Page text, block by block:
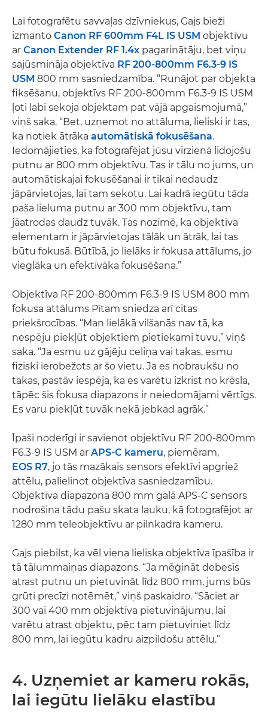
Lai fotografētu savvaļas dzīvniekus, Gajs bieži
izmanto Canon RF 600mm F4L IS USM objektīvu
ar Canon Extender RF 1.4x pagarinātāju, bet viņu
sajūsmināja objektīva RF 200-800mm F6.3-9 IS
USM 800 mm sasniedzamība. “Runājot par objekta
fiksēšanu, objektīvs RF 200-800mm F6.3-9 IS USM
ļoti labi sekoja objektam pat vājā apgaismojumā,”
viņš saka. “Bet, uzņemot no attāluma, lieliski ir tas,
ka notiek ātrāka automātiskā fokusēšana.
Iedomājieties, ka fotografējat jūsu virzienā lidojošu
putnu ar 800 mm objektīvu. Tas ir tālu no jums, un
automātiskajai fokusēšanai ir tikai nedaudz
jāpārvietojas, lai tam sekotu. Lai kadrā iegūtu tāda
paša lieluma putnu ar 300 mm objektīvu, tam
jāatrodas daudz tuvāk. Tas nozīmē, ka objektīva
elementam ir jāpārvietojas tālāk un ātrāk, lai tas
būtu fokusā. Būtībā, jo lielāks ir fokusa attālums, jo
vieglāka un efektīvāka fokusēšana.”
Objektīva RF 200-800mm F6.3-9 IS USM 800 mm
fokusa attālums Pītam sniedza arī citas
priekšrocības. “Man lielākā vilšanās nav tā, ka
nespēju piekļūt objektiem pietiekami tuvu,” viņš
saka. “Ja esmu uz gājēju celiņa vai takas, esmu
fiziski ierobežots ar šo vietu. Ja es nobraukšu no
takas, pastāv iespēja, ka es varētu izkrist no krēsla,
tāpēc šis fokusa diapazons ir neiedomājami vērtīgs.
Es varu piekļūt tuvāk nekā jebkad agrāk.”
Īpaši noderīgi ir savienot objektīvu RF 200-800mm
F6.3-9 IS USM ar APS-C kameru, piemēram,
EOS R7, jo tās mazākais sensors efektīvi apgriež
attēlu, palielinot objektīva sasniedzamību.
Objektīva diapazona 800 mm galā APS-C sensors
nodrošina tādu pašu skata lauku, kā fotografējot ar
1280 mm teleobjektīvu ar pilnkadra kameru.
Gajs piebilst, ka vēl viena lieliska objektīva īpašība ir
tā tālummaiņas diapazons. “Ja mēģināt debesīs
atrast putnu un pietuvināt līdz 800 mm, jums būs
grūti precīzi notēmēt,” viņš paskaidro. “Sāciet ar
300 vai 400 mm objektīva pietuvinājumu, lai
varētu atrast objektu, pēc tam pietuviniet līdz
800 mm, lai iegūtu kadru aizpildošu attēlu.”
4. Uzņemiet ar kameru rokās,
lai iegūtu lielāku elastību